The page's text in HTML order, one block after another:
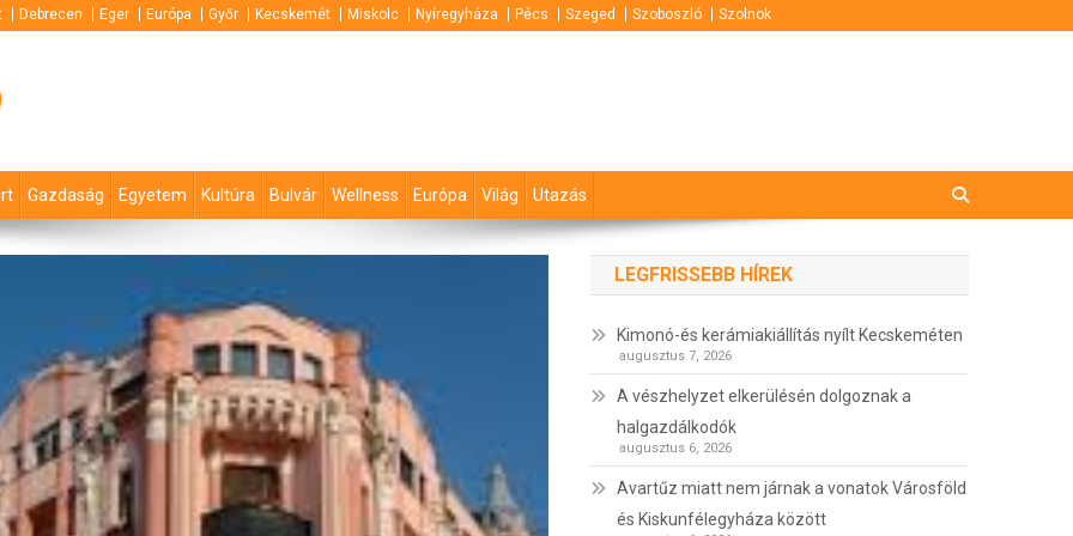
Debrecen Eger Európa Győr Kecskemét Miskolc Nyíregyháza Pécs Szeged Szoboszló Szolnok
Gazdaság Egyetem Kultúra Bulvár Wellness Európa Világ Utazás
LEGFRISSEBB HÍREK
Kimonó-és kerámiakiállítás nyílt Kecskeméten
augusztus 7, 2026
A vészhelyzet elkerülésén dolgoznak a
halgazdálkodók
augusztus 6, 2026
Avartűz miatt nem járnak a vonatok Városföld
és Kiskunfélegyháza között